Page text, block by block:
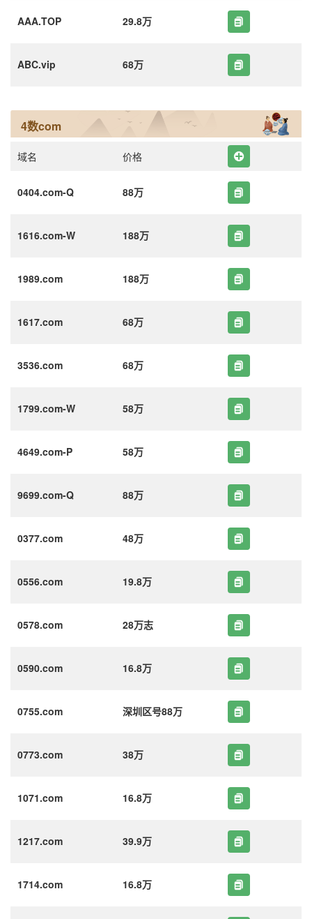
AAA.TOP 29.8万
ABC.vip 68万
4数com
域名 价格
0404.com-Q 88万
1616.com-W 188万
1989.com 188万
1617.com 68万
3536.com 68万
1799.com-W 58万
4649.com-P 58万
9699.com-Q 88万
0377.com 48万
0556.com 19.8万
0578.com 28万志
0590.com 16.8万
0755.com 深圳区号88万
0773.com 38万
1071.com 16.8万
1217.com 39.9万
1714.com 16.8万